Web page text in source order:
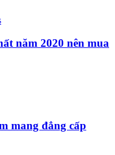
năm 2020 nên mua
mang đẳng cấp